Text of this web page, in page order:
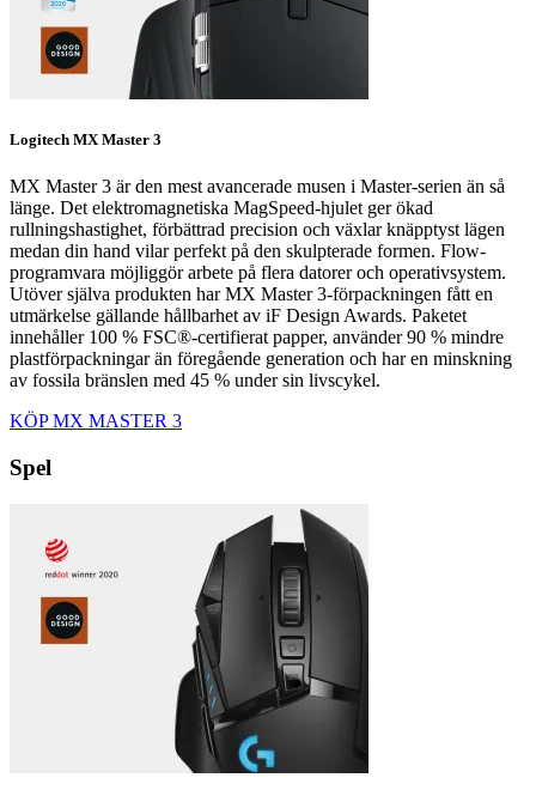
Logitech MX Master 3
MX Master 3 är den mest avancerade musen i Master-serien än så
länge. Det elektromagnetiska MagSpeed-hjulet ger ökad
rullningshastighet, förbättrad precision och växlar knäpptyst lägen
medan din hand vilar perfekt på den skulpterade formen. Flow-
programvara möjliggör arbete på flera datorer och operativsystem.
Utöver själva produkten har MX Master 3-förpackningen fått en
utmärkelse gällande hållbarhet av iF Design Awards. Paketet
innehåller 100 % FSC®-certifierat papper, använder 90 % mindre
plastförpackningar än föregående generation och har en minskning
av fossila bränslen med 45 % under sin livscykel.
KÖP MX MASTER 3
Spel